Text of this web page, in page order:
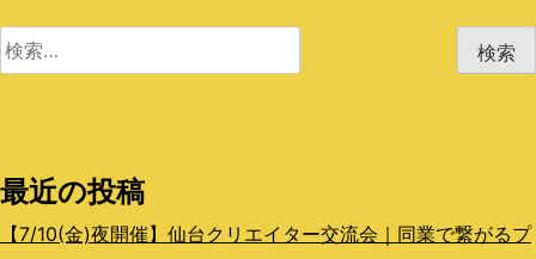
ゲ
ー
ン
検
最近の投稿
【7/10(金)夜開催】仙台クリエイター交流会｜同業で繋がるプ